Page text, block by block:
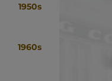
1950s
1960s